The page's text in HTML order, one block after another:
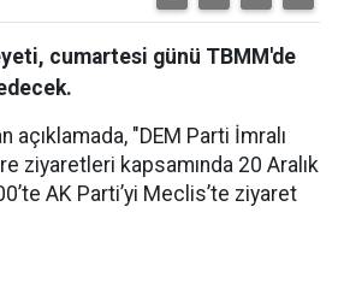
cumartesi günü TBMM'de
açıklamada, "DEM Parti İmralı
ziyaretleri kapsamında 20 Aralık
AK Parti’yi Meclis’te ziyaret